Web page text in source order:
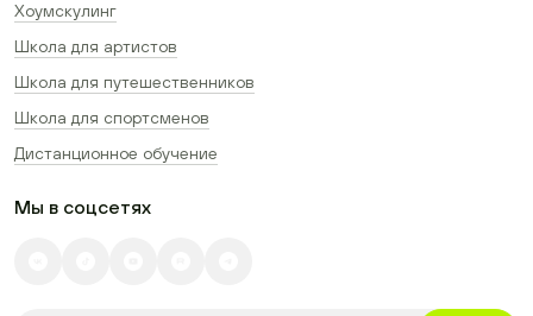
Хоумскулинг
Школа для артистов
Школа для путешественников
Школа для спортсменов
Дистанционное обучение
Мы в соцсетях